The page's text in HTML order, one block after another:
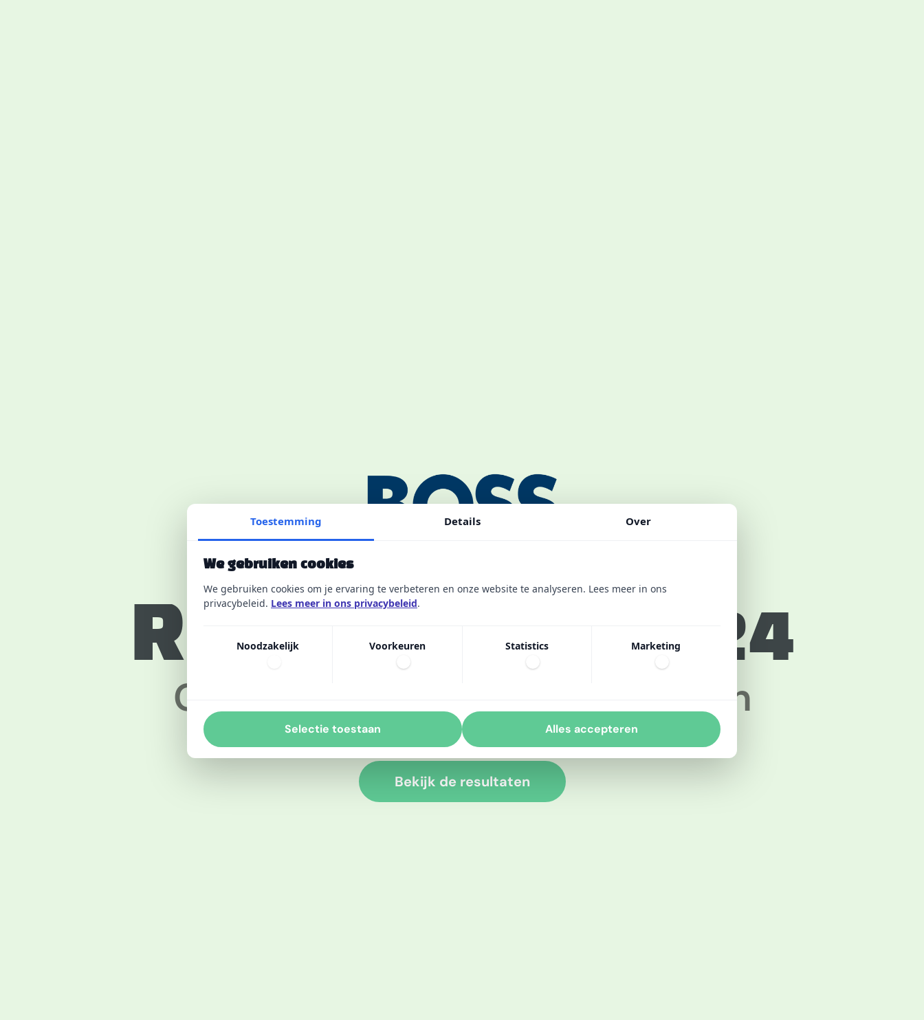
Resultaten 2024
Check hieronder jullie successen
Bekijk de resultaten
Toestemming Details Over
We gebruiken cookies
We gebruiken cookies om je ervaring te verbeteren en onze website te analyseren. Lees meer in ons
privacybeleid. Lees meer in ons privacybeleid.
Noodzakelijk Voorkeuren Statistics Marketing
Selectie toestaan Alles accepteren